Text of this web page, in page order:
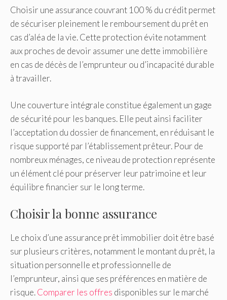
Choisir une assurance couvrant 100 % du crédit permet
de sécuriser pleinement le remboursement du prêt en
cas d’aléa de la vie. Cette protection évite notamment
aux proches de devoir assumer une dette immobilière
en cas de décès de l’emprunteur ou d’incapacité durable
à travailler.
Une couverture intégrale constitue également un gage
de sécurité pour les banques. Elle peut ainsi faciliter
l’acceptation du dossier de financement, en réduisant le
risque supporté par l’établissement prêteur. Pour de
nombreux ménages, ce niveau de protection représente
un élément clé pour préserver leur patrimoine et leur
équilibre financier sur le long terme.
Choisir la bonne assurance
Le choix d’une assurance prêt immobilier doit être basé
sur plusieurs critères, notamment le montant du prêt, la
situation personnelle et professionnelle de
l’emprunteur, ainsi que ses préférences en matière de
risque.Comparer les offres disponibles sur le marché